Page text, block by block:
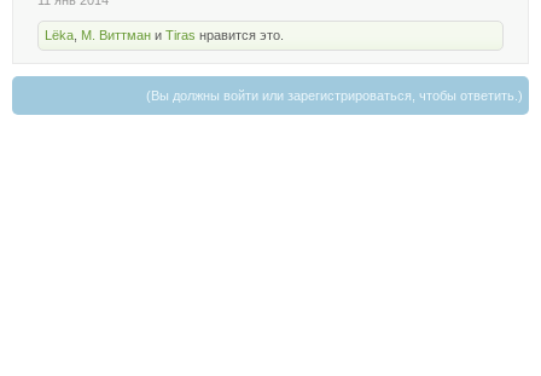
Lёka М. Виттман и Tiras нравится это.
(Вы должны войти или зарегистрироваться, чтобы ответить.)